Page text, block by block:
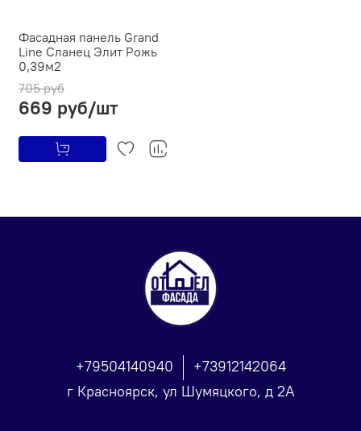
Фасадная панель Grand
Line Сланец Элит Рожь
0,39м2
705 руб
669 руб/шт
+79504140940
+73912142064
г Красноярск, ул Шумяцкого, д 2А